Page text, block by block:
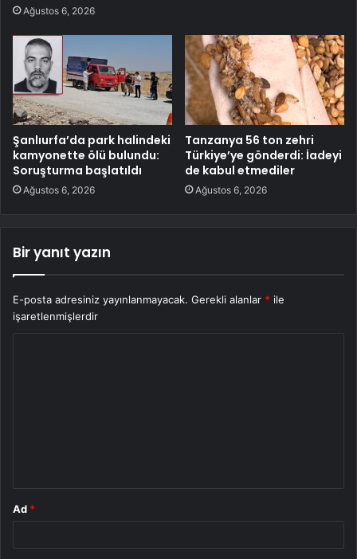
Ağustos 6, 2026
Şanlıurfa’da park halindeki
kamyonette ölü bulundu:
Soruşturma başlatıldı
Ağustos 6, 2026
Tanzanya 56 ton zehri
Türkiye’ye gönderdi: İadeyi
de kabul etmediler
Ağustos 6, 2026
Bir yanıt yazın
E-posta adresiniz yayınlanmayacak. Gerekli alanlar * ile
işaretlenmişlerdir
Ad *